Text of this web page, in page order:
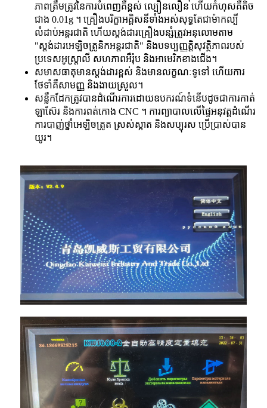
ភាពត្រឹមត្រូវនៃការបំពេញគឺខ្ពស់ ល្បឿនលឿន ហើយកំហុសគឺតិច
ជាង 0.01g ។ គ្រឿងបរិក្ខាអគ្គិសនីទាំងអស់សុទ្ធតែជាម៉ាកល្បី
លំដាប់អន្តរជាតិ ហើយស្ដង់ដារគ្រឿងបន្សំត្រូវអនុលោមតាម
"ស្តង់ដារអេឡិចត្រូនិកអន្តរជាតិ" និងបទប្បញ្ញត្តិសុវត្ថិភាពរបស់
ប្រទេសអូស្ត្រាលី សហភាពអឺរ៉ុប និងអាមេរិកខាងជើង។
សមាសធាតុមានស្តង់ដារខ្ពស់ និងមានលក្ខណៈទូទៅ ហើយការ
ថែទាំគឺសាមញ្ញ និងងាយស្រួល។
សន្លឹកដែកត្រូវបានដំណើរការដោយឧបករណ៍ទំនើបដូចជាការកាត់
ឡាស៊ែរ និងការពត់កោង CNC ។ ការព្យាបាលលើផ្ទៃអនុវត្តដំណើរ
ការបាញ់ថ្នាំអេឡិចត្រូត ស្រស់ស្អាត និងសប្បុរស ប្រើប្រាស់បាន
យូរ។